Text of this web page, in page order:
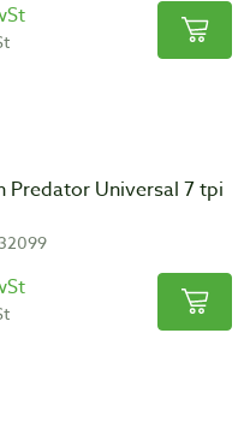
Predator Universal 7 tpi